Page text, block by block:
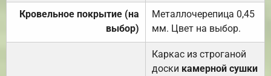
Кровельное покрытие (на
выбор)
Металлочерепица 0,45
мм. Цвет на выбор.
Каркас из строганой
доски камерной сушки